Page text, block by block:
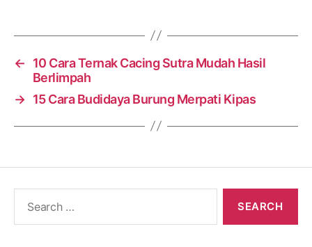
←
10 Cara Ternak Cacing Sutra Mudah Hasil
Berlimpah
→ 15 Cara Budidaya Burung Merpati Kipas